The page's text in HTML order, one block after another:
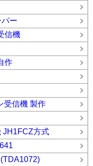
ー
信機
作
受信機 製作
JH1FCZ方式